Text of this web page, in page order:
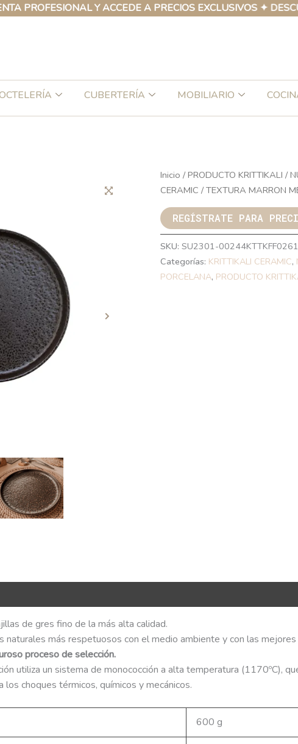
Y ACCEDE A PRECIOS EXCLUSIVOS ✦ DESCUBRE
CUBERTERÍA MOBILIARIO
Inicio / PRODUCTO KRITTIKALI /
CERAMIC / TEXTURA MARRON
REGÍSTRATE PARA
SKU: SU2301-
Categorías: KRITTIKALI CERAMIC,
PORCELANA, PRODUCTO
de gres fino de la más alta calidad.
naturales más respetuosos con el medio ambiente y con las
proceso de selección.
utiliza un sistema de monococción a alta temperatura (1170ºC),
los choques térmicos, químicos y mecánicos.
600 g